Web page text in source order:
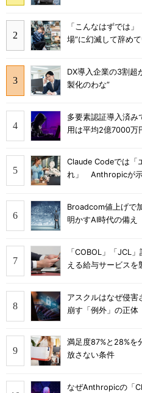
「こんなはずでは
場”に幻滅して辞めて
DX導入企業の3割
製化のわな”
多要素認証導入済
用は平均2億7000万
Claude Codeでは「
れ」 Anthropicが
Broadcom値上げで
明かすAI時代の備え
「COBOL」「JCL
える給与サービスを
アスクルはなぜ侵
崩す「例外」の正体
満足度87%と28%
放さない条件
なぜAnthropicの「